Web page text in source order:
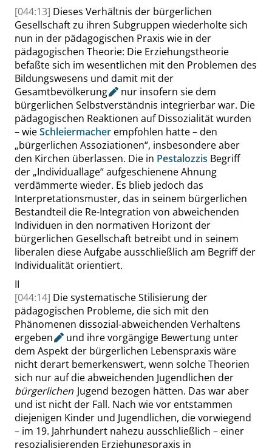
[044:13] Dieses Verhältnis der bürgerlichen
Gesellschaft zu ihren Subgruppen wiederholte sich
nun in der pädagogischen Praxis wie in der
pädagogischen Theorie: Die Erziehungstheorie
befaßte sich im wesentlichen mit den Problemen des
Bildungswesens und damit mit der
Gesamtbevölkerung
nur insofern sie dem
bürgerlichen Selbstverständnis integrierbar war. Die
pädagogischen Reaktionen auf Dissozialität wurden
– wieSchleiermacher empfohlen hatte – den
„bürgerlichen Assoziationen“, insbesondere aber
den Kirchen überlassen. Die in Pestalozzis Begriff
der „Individuallage“aufgeschienene Ahnung
verdämmerte wieder. Es blieb jedoch das
Interpretationsmuster, das in seinem bürgerlichen
Bestandteil die Re-Integration von abweichenden
Individuen in den normativen Horizont der
bürgerlichen Gesellschaft betreibt und in seinem
liberalen diese Aufgabe ausschließlich am Begriff der
Individualität orientiert.
II
[044:14] Die systematische Stilisierung der
pädagogischen Probleme, die sich mit den
Phänomenen dissozial-abweichenden Verhaltens
ergeben
und ihre vorgängige Bewertung unter
dem Aspekt der bürgerlichen Lebenspraxis wäre
nicht derart bemerkenswert, wenn solche Theorien
sich nur auf die abweichenden Jugendlichen der
bürgerlichen Jugend bezogen hätten. Das war aber
und ist nicht der Fall. Nach wie vor entstammen
diejenigen Kinder und Jugendlichen, die vorwiegend
– im 19. Jahrhundert nahezu ausschließlich – einer
resozialisierenden Erziehungspraxis in